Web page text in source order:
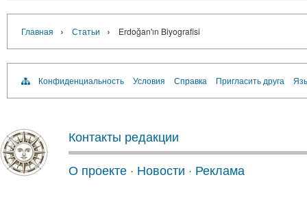
Главная › Статьи › Erdoğan'ın Biyografisi
Конфиденциальность Условия Справка Пригласить друга
Контакты редакции
О проекте · Новости · Реклама